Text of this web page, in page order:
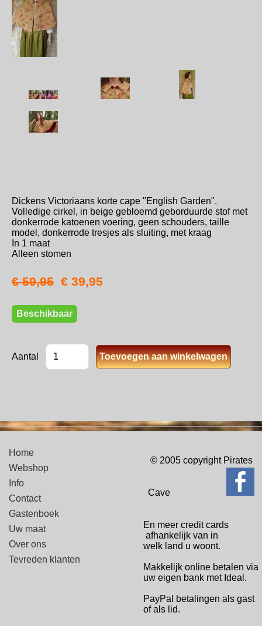
Dickens Victoriaans korte cape "English Garden".
Volledige cirkel, in beige gebloemd geborduurde stof met
donkerrode katoenen voering, geen schouders, taille
model, donkerrode tresjes als sluiting, met kraag
In 1 maat
Alleen stomen
€ 59,95 € 39,95
Beschikbaar
Aantal
Home
Webshop
Info
Contact
Gastenboek
Uw maat
Over ons
Tevreden klanten
© 2005 copyright Pirates
Cave
En meer credit cards
afhankelijk van in
welk land u woont.
Makkelijk online betalen via
uw eigen bank met Ideal.
PayPal betalingen als gast
of als lid.